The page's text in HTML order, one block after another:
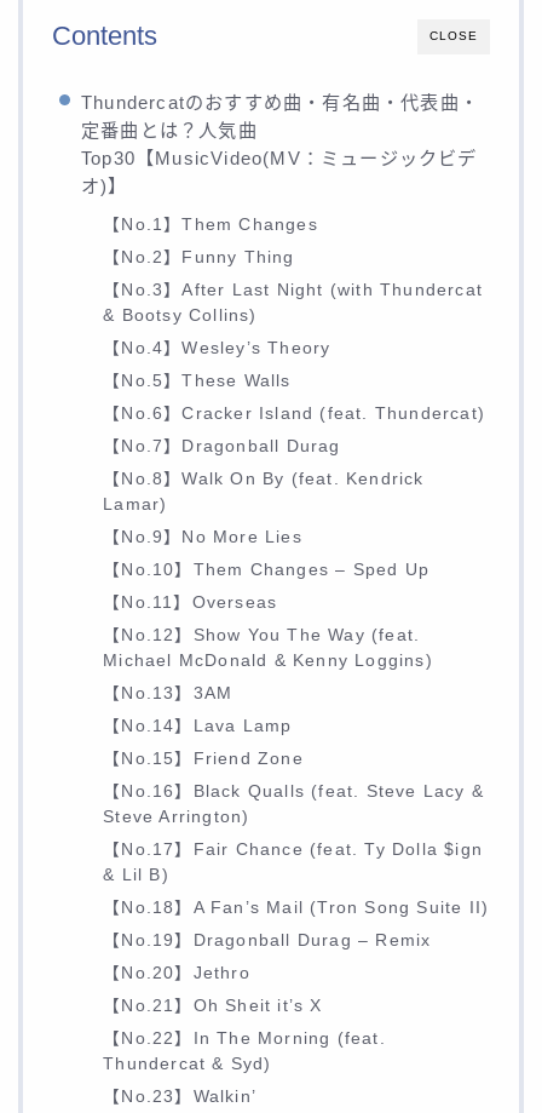
CLOSE
Contents
Thundercatのおすすめ曲・有名曲・代表曲・
定番曲とは？人気曲
Top30【MusicVideo(MV：ミュージックビデ
オ)】
【No.1】Them Changes
【No.2】Funny Thing
【No.3】After Last Night (with Thundercat
& Bootsy Collins)
【No.4】Wesley’s Theory
【No.5】These Walls
【No.6】Cracker Island (feat. Thundercat)
【No.7】Dragonball Durag
【No.8】Walk On By (feat. Kendrick
Lamar)
【No.9】No More Lies
【No.10】Them Changes – Sped Up
【No.11】Overseas
【No.12】Show You The Way (feat.
Michael McDonald & Kenny Loggins)
【No.13】3AM
【No.14】Lava Lamp
【No.15】Friend Zone
【No.16】Black Qualls (feat. Steve Lacy &
Steve Arrington)
【No.17】Fair Chance (feat. Ty Dolla $ign
& Lil B)
【No.18】A Fan’s Mail (Tron Song Suite II)
【No.19】Dragonball Durag – Remix
【No.20】Jethro
【No.21】Oh Sheit it’s X
【No.22】In The Morning (feat.
Thundercat & Syd)
【No.23】Walkin’